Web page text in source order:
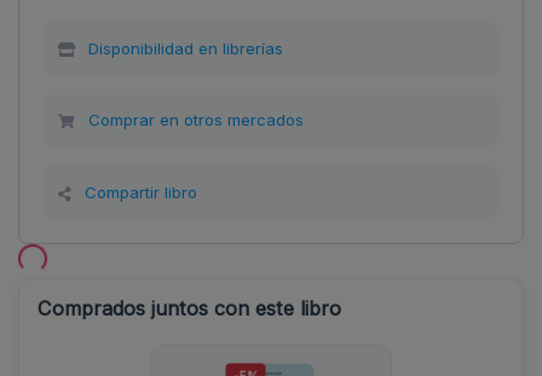
Disponibilidad en librerías
Comprar en otros mercados
Compartir libro
Comprados juntos con este libro